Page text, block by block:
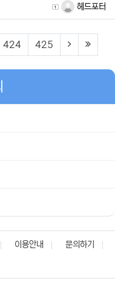
등록자 헤드포터
424 425 (next)(last)
이용안내
문의하기